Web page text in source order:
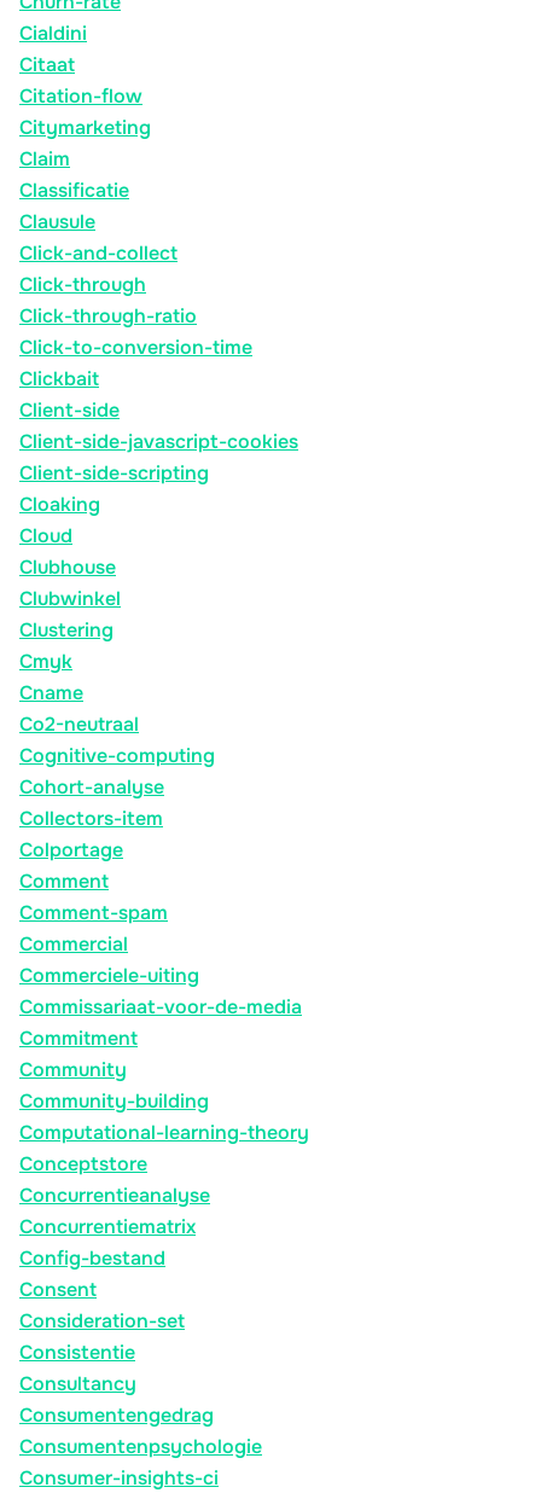
Cialdini
Citaat
Citation-flow
Citymarketing
Claim
Classificatie
Clausule
Click-and-collect
Click-through
Click-through-ratio
Click-to-conversion-time
Clickbait
Client-side
Client-side-javascript-cookies
Client-side-scripting
Cloaking
Cloud
Clubhouse
Clubwinkel
Clustering
Cmyk
Cname
Co2-neutraal
Cognitive-computing
Cohort-analyse
Collectors-item
Colportage
Comment
Comment-spam
Commercial
Commerciele-uiting
Commissariaat-voor-de-media
Commitment
Community
Community-building
Computational-learning-theory
Conceptstore
Concurrentieanalyse
Concurrentiematrix
Config-bestand
Consent
Consideration-set
Consistentie
Consultancy
Consumentengedrag
Consumentenpsychologie
Consumer-insights-ci